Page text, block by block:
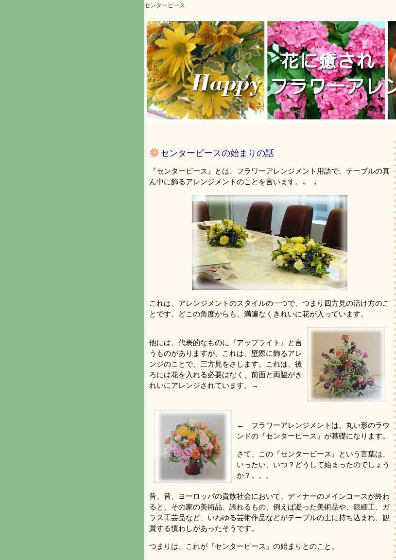
センターピース
センターピースの始まりの話
『センターピース 』とは、フラワーアレンジメント用語で、テーブルの真
ん中に飾るアレンジメントのことを言います。↓ ↓
これは、アレンジメントのスタイルの一つで、つまり四方見の活け方のこ
とです。どこの角度からも、満遍なくきれいに花が入っています。
他には、代表的なものに『アップライト』と言
うものがありますが、これは、壁際に飾るアレ
ンジのことで、三方見をさします。これは、後
ろには花を入れる必要はなく、前面と両脇がき
れいにアレンジされています。→
← フラワーアレンジメントは、丸い形のラウ
ンドの『センターピース』が基礎になります。
さて、この『センターピース』という言葉は、
いったい、いつ？どうして始まったのでしょう
か？。。。
昔、昔、ヨーロッパの貴族社会において、ディナーのメインコースが終わ
ると、その家の美術品、誇れるもの、例えば凝った美術品や、銀細工、ガ
ラス工芸品など、いわゆる芸術作品などがテーブルの上に持ち込まれ、観
賞する慣わしがあったそうです。
つまりは、これが『センターピース』の始まりとのこと。